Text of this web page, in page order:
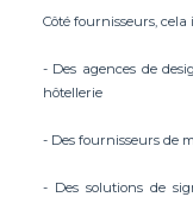
Côté fournisseurs,
- Des agences de
hôtellerie
- Des fournisseurs de
- Des solutions de